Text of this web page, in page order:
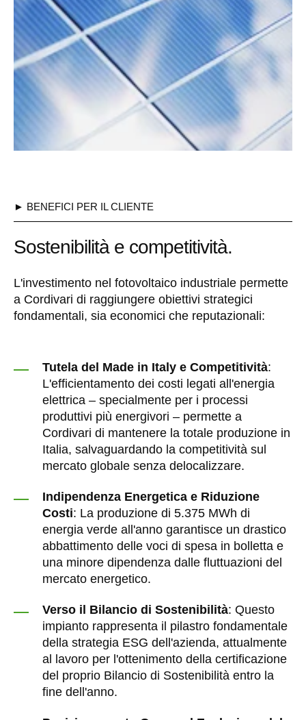
► BENEFICI PER IL CLIENTE
Sostenibilità e competitività.
L'investimento nel fotovoltaico industriale permette
a Cordivari di raggiungere obiettivi strategici
fondamentali, sia economici che reputazionali:
Tutela del Made in Italy e Competitività:
L'efficientamento dei costi legati all'energia
elettrica – specialmente per i processi
produttivi più energivori – permette a
Cordivari di mantenere la totale produzione in
Italia, salvaguardando la competitività sul
mercato globale senza delocalizzare.
Indipendenza Energetica e Riduzione
Costi: La produzione di 5.375 MWh di
energia verde all'anno garantisce un drastico
abbattimento delle voci di spesa in bolletta e
una minore dipendenza dalle fluttuazioni del
mercato energetico.
Verso il Bilancio di Sostenibilità: Questo
impianto rappresenta il pilastro fondamentale
della strategia ESG dell'azienda, attualmente
al lavoro per l'ottenimento della certificazione
del proprio Bilancio di Sostenibilità entro la
fine dell'anno.